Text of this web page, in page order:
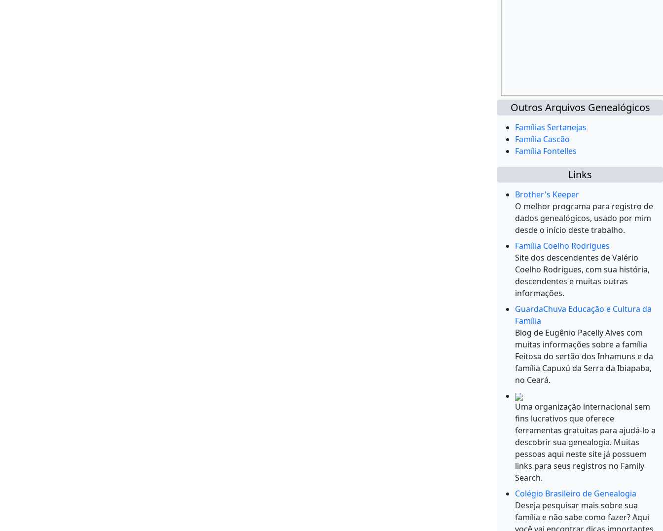
Outros Arquivos Genealógicos
Famílias Sertanejas
Família Cascão
Família Fontelles
Links
Brother's Keeper
O melhor programa para registro de
dados genealógicos, usado por mim
desde o início deste trabalho.
Família Coelho Rodrigues
Site dos descendentes de Valério
Coelho Rodrigues, com sua história,
descendentes e muitas outras
informações.
GuardaChuva Educação e Cultura da
Família
Blog de Eugênio Pacelly Alves com
muitas informações sobre a família
Feitosa do sertão dos Inhamuns e da
família Capuxú da Serra da Ibiapaba,
no Ceará.
Uma organização internacional sem
fins lucrativos que oferece
ferramentas gratuitas para ajudá-lo a
descobrir sua genealogia. Muitas
pessoas aqui neste site já possuem
links para seus registros no Family
Search.
Colégio Brasileiro de Genealogia
Deseja pesquisar mais sobre sua
família e não sabe como fazer? Aqui